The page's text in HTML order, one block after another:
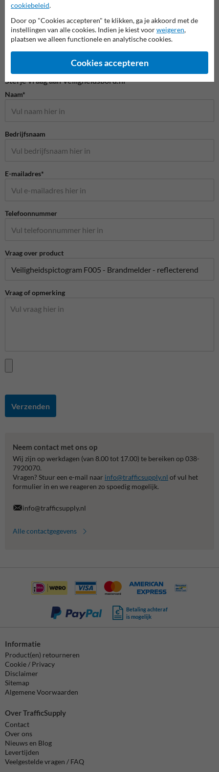
Stel je vraag aan Veiligheidsbord.nl
Naam*
Bedrijfsnaam
E-mailadres*
Telefoonnummer
Vraag over product
Vraag of opmerking
Verzenden
Neem contact met ons op
Wij zijn op werkdagen (van 8.00 tot 17.00) te bereiken op 038-
7920070.
Vragen? Stuur een e-mail naar info@trafficsupply.nl of vul het
formulier in en we reageren zo spoedig mogelijk.
info@trafficsupply.nl
Alle contactgegevens
Betaling achteraf
is mogelijk
Informatie
Product(en) retourneren
Cookie / Privacy
Disclaimer
Sitemap
Algemene Voorwaarden
Over TrafficSupply
Contact
Over ons
Nieuws en Blog
Levertijden
Veelgestelde vragen / FAQ
cookiebeleid.
Door op "Cookies accepteren" te klikken, ga je akkoord met de
instellingen van alle cookies. Indien je kiest voorweigeren,
plaatsen we alleen functionele en analytische cookies.
Cookies accepteren